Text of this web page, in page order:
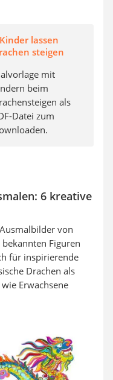
lassen
steigen
mit
beim
als
Datei zum
6 kreative
von
Figuren
für inspirierende
Drachen als
Erwachsene